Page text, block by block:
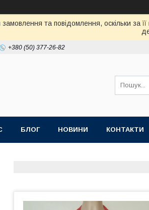
та повідомлення, оскільки за
+380 (50) 377-26-82
БЛОГ НОВИНИ КОНТАКТИ